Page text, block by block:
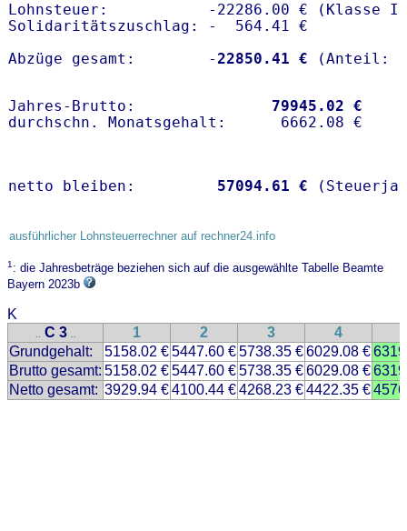
Lohnsteuer:           -22286.00 € (Klasse I)
Solidaritätszuschlag: -  564.41 €
Abzüge gesamt:        -22850.41 €
Jahres-Brutto: 79945.02 €
netto bleiben: 57094.61 €
ausführlicher Lohnsteuerrechner auf rechner24.info
1: die Jahresbeträge beziehen sich auf die ausgewählte Tabelle Beamte
Bayern 2023b
K
.. C 3 .. 1 2 3 4
Grundgehalt:
5158.02 €5447.60 €5738.35 €6029.08 €
Brutto gesamt: 5158.02 €5447.60 €5738.35 €6029.08 €
Netto gesamt: 3929.94 €4100.44 €4268.23 €4422.35 €